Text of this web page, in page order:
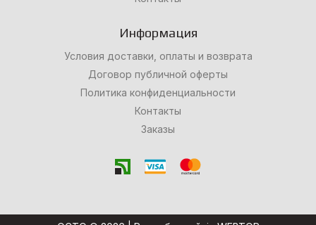
Информация
Условия доставки, оплаты и возврата
Договор публичной оферты
Политика конфиденциальности
Контакты
Заказы